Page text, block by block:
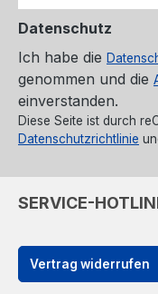
Datenschutz
Ich habe die
genommen und die
einverstanden.
Diese Seite ist durch
Datenschutzrichtlinie
SERVICE-
Vertrag widerrufen